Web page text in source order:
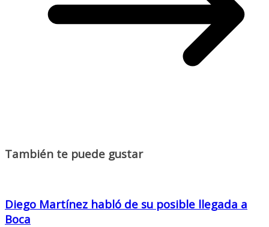
También te puede gustar
Diego Martínez habló de su posible llegada a
Boca